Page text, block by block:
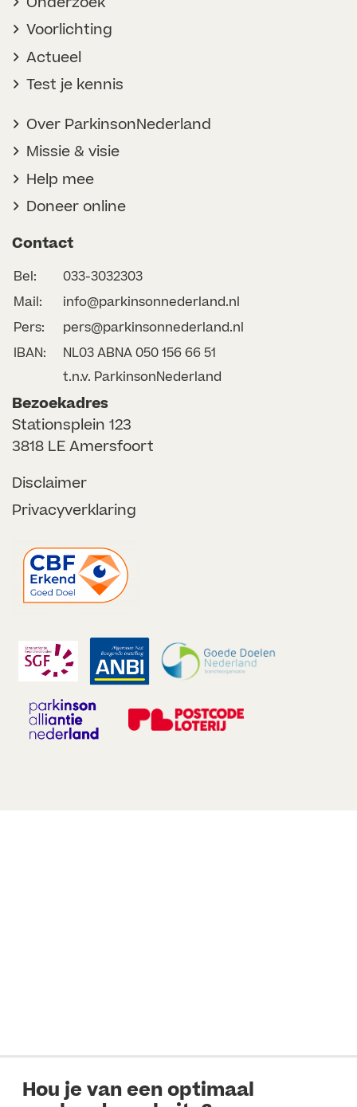
Hou je van een optimaal
Voorlichting
Actueel
Test je kennis
Over ParkinsonNederland
Missie & visie
Help mee
Doneer online
Contact
Bel:
033-3032303
Mail:
info@parkinsonnederland.nl
Pers:
pers@parkinsonnederland.nl
IBAN:
NL03 ABNA 050 156 66 51
t.n.v. ParkinsonNederland
Bezoekadres
Stationsplein 123
3818 LE Amersfoort
Disclaimer
Privacyverklaring